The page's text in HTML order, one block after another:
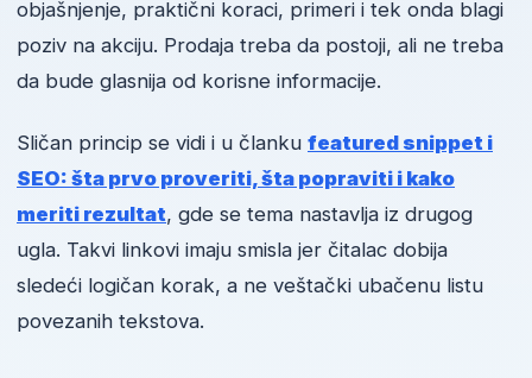
objašnjenje, praktični koraci, primeri i tek onda blagi
poziv na akciju. Prodaja treba da postoji, ali ne treba
da bude glasnija od korisne informacije.
Sličan princip se vidi i u članku featured snippet i
SEO: šta prvo proveriti, šta popraviti i kako
meriti rezultat, gde se tema nastavlja iz drugog
ugla. Takvi linkovi imaju smisla jer čitalac dobija
sledeći logičan korak, a ne veštački ubačenu listu
povezanih tekstova.